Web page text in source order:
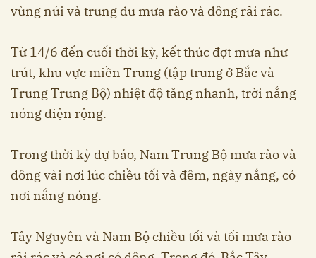
vùng núi và trung du mưa rào và dông rải rác.
Từ 14/6 đến cuối thời kỳ, kết thúc đợt mưa như
trút, khu vực miền Trung (tập trung ở Bắc và
Trung Trung Bộ) nhiệt độ tăng nhanh, trời nắng
nóng diện rộng.
Trong thời kỳ dự báo, Nam Trung Bộ mưa rào và
dông vài nơi lúc chiều tối và đêm, ngày nắng, có
nơi nắng nóng.
Tây Nguyên và Nam Bộ chiều tối và tối mưa rào